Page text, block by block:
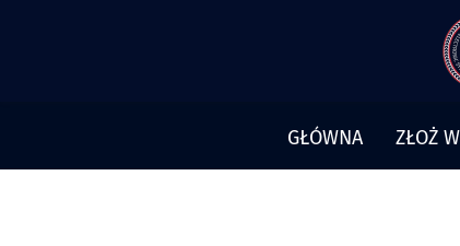
GŁÓWNA ZŁOŻ